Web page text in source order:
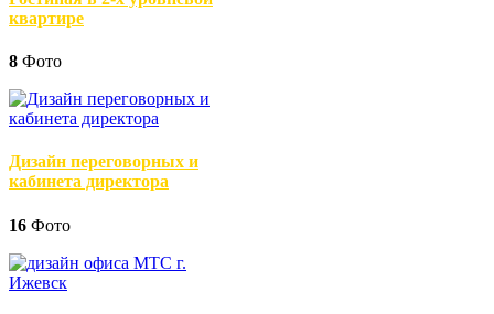
квартире
8 Фото
Дизайн переговорных и
кабинета директора
16 Фото